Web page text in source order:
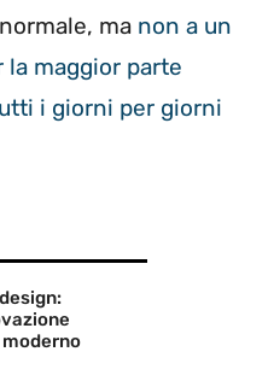
ma non a un
maggior parte
i giorni per giorni
moderno